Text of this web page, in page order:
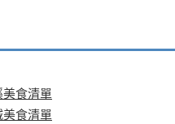
美食清單
美食清單